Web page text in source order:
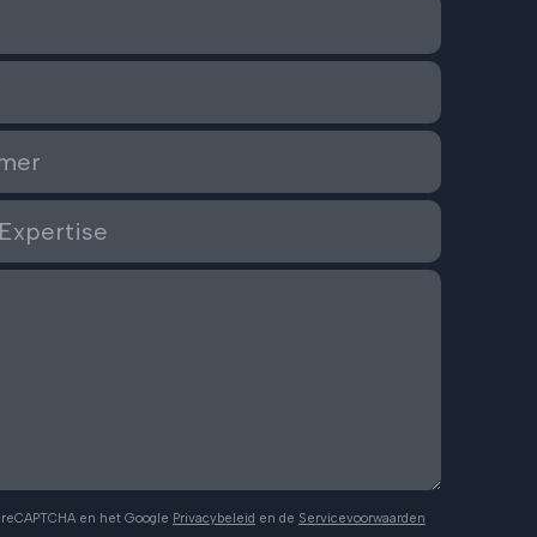
en het Google Privacybeleid en de Servicevoorwaarden